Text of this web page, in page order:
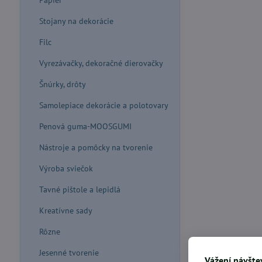
Stojany na dekorácie
Filc
Vyrezávačky, dekoračné dierovačky
Šnúrky, drôty
Samolepiace dekorácie a polotovary
Penová guma-MOOSGUMI
Nástroje a pomôcky na tvorenie
Výroba sviečok
Tavné pištole a lepidlá
Kreatívne sady
Rôzne
Jesenné tvorenie